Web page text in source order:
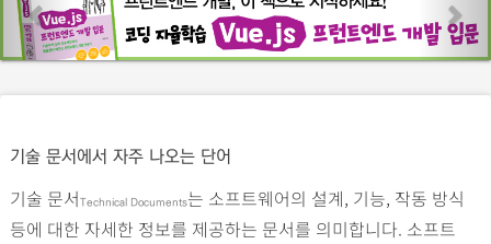
r
e
u
s
e
x
기술 문서에서 자주 나오는 단어
기술 문서 Technical Documents는 소프트웨어의 설계, 기능, 작동 방식
등에 대한 자세한 정보를 제공하는 문서를 의미합니다. 소프트